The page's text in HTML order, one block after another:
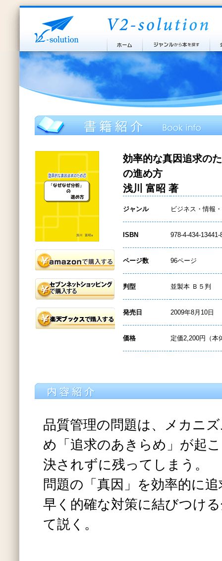
効率的な真因追求の
の進め方
浅川 富昭 著
ジャンル ビジネス・情報
ISBN 978-4-434-13441-
ページ数 96ページ
判型 並製本 Ｂ５判
発売日 2009年8月10日
価格 定価2,200円（本
品質管理の問題は、メカニ
め「追求のあきらめ」が起
決されずに残ってしまう。
問題の「真因」を効率的に
早く的確な対策に結びつけ
て説く。